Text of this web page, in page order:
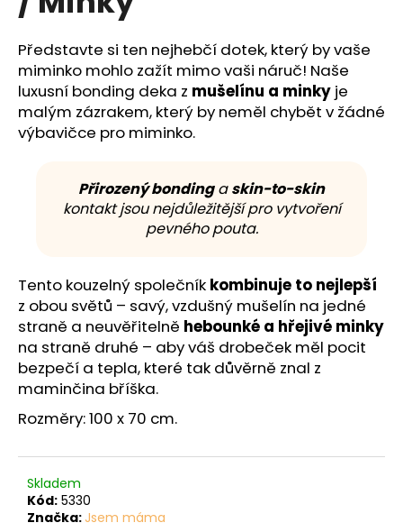
z
hvězdiček.
Představte si ten nejhebčí dotek, který by vaše
miminko mohlo zažít mimo vaši náruč! Naše
luxusní bonding deka z mušelínu a minky je
malým zázrakem, který by neměl chybět v žádné
výbavičce pro miminko.
Přirozený bondingaskin-to-skin
kontakt jsou nejdůležitější pro vytvoření
pevného pouta.
Tento kouzelný společník kombinuje to nejlepší
z obou světů – savý, vzdušný mušelín na jedné
straně a neuvěřitelně hebounké a hřejivé minky
na straně druhé – aby váš drobeček měl pocit
bezpečí a tepla, které tak důvěrně znal z
maminčina bříška.
Rozměry: 100 x 70 cm.
Skladem
Kód: 5330
Značka: Jsem máma
u
j
e
m
e